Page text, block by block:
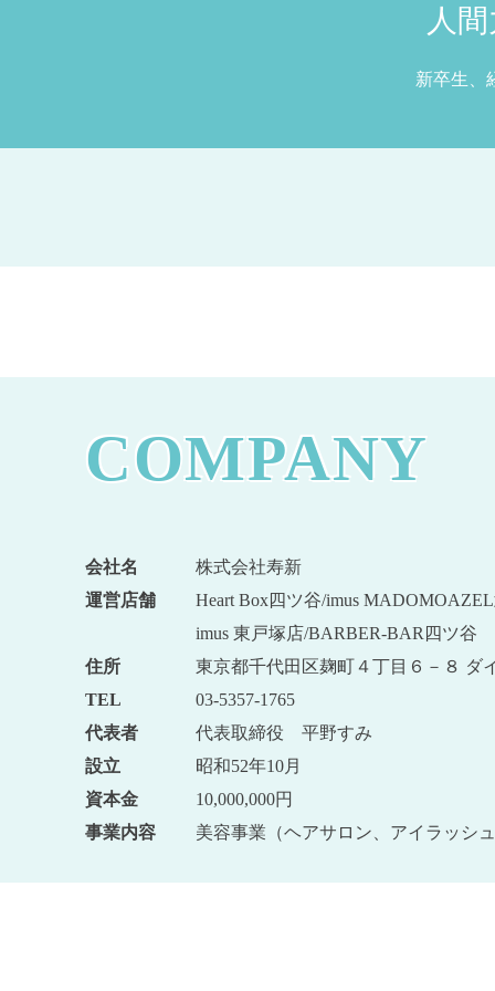
人
新卒生、
COMPANY
会社名
株式会社寿新
運営店舗
Heart Box四ツ谷/imus
imus 東戸塚店/BARBER-BAR四ツ谷
住所
東京都千代田区麹町４丁目６－８ ダ
TEL
03-5357-1765
代表者
代表取締役 平野すみ
設立
昭和52年10月
資本金
10,000,000円
事業内容
美容事業（ヘアサロン、アイラッシ